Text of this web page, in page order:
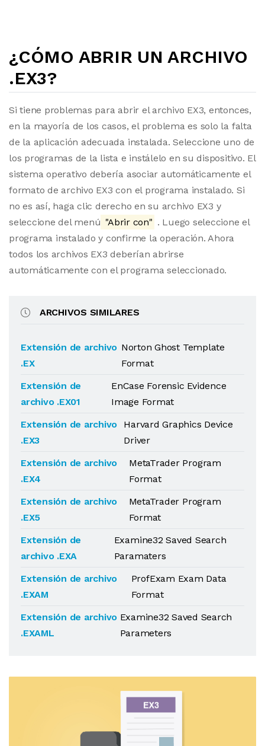
¿CÓMO ABRIR UN ARCHIVO
.EX3?
Si tiene problemas para abrir el archivo EX3, entonces,
en la mayoría de los casos, el problema es solo la falta
de la aplicación adecuada instalada. Seleccione uno de
los programas de la lista e instálelo en su dispositivo. El
sistema operativo debería asociar automáticamente el
formato de archivo EX3 con el programa instalado. Si
no es así, haga clic derecho en su archivo EX3 y
seleccione del menú "Abrir con" . Luego seleccione el
programa instalado y confirme la operación. Ahora
todos los archivos EX3 deberían abrirse
automáticamente con el programa seleccionado.
ARCHIVOS SIMILARES
Extensión de archivo
.EX
Norton Ghost Template
Format
Extensión de
archivo .EX01
EnCase Forensic Evidence
Image Format
Extensión de archivo
.EX3
Harvard Graphics Device
Driver
Extensión de archivo
.EX4
MetaTrader Program
Format
Extensión de archivo
.EX5
MetaTrader Program
Format
Extensión de
archivo .EXA
Examine32 Saved Search
Paramaters
Extensión de archivo
.EXAM
ProfExam Exam Data
Format
Extensión de archivo
.EXAML
Examine32 Saved Search
Parameters